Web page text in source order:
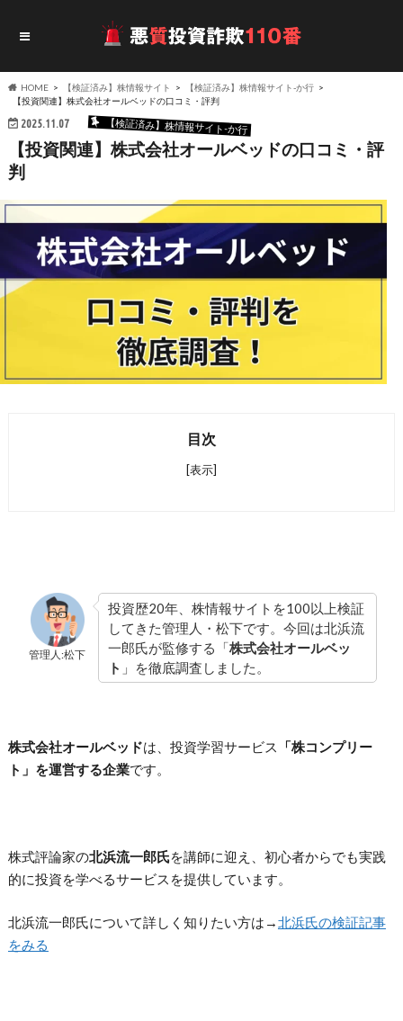
HOME 【検証済み】株情報サイト
【検証済み】株情報サイト-か行
【投資関連】株式会社オールベッドの口コミ・評判
2025.11.07 【検証済み】株情報サイト-か行
【投資関連】株式会社オールベッドの口コミ・評
判
目次
[表示]
管理人:松下
投資歴20年、株情報サイトを100以上検証
してきた管理人・松下です。今回は北浜流
一郎氏が監修する「株式会社オールベッ
ト 」を徹底調査しました。
株式会社オールベッドは、投資学習サービス
「株コンプリー
ト」を運営する企業です。
株式評論家の北浜流一郎氏を講師に迎え、初心者からでも実践
的に投資を学べるサービスを提供しています。
北浜流一郎氏について詳しく知りたい方は→北浜氏の検証記事
をみる